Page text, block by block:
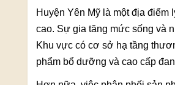
Huyện Yên Mỹ là một địa
cao. Sự gia tăng mức sống và
Khu vực có cơ sở hạ tầng
phẩm bổ dưỡng và cao cấp